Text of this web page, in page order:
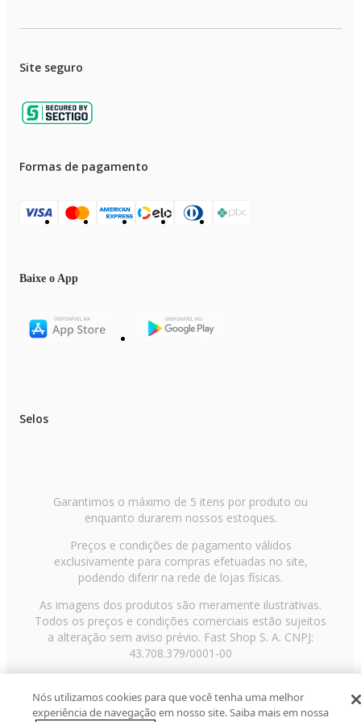
faturamos pedidos para CNPJ por este portal de vendas;
Site seguro
Formas de pagamento
Baixe o App
Selos
Garantimos o máximo de 5 itens por produto ou
enquanto durarem nossos estoques.
Preços e condições de pagamento válidos
exclusivamente para compras efetuadas no site,
podendo diferir na rede de lojas físicas.
As imagens dos produtos são meramente ilustrativas.
Todos os preços e condições comerciais estão sujeitos
a alteração sem aviso prévio. Fast Shop S. A. CNPJ:
43.708.379/0001-00
Paulo/SP, CEP 02029-001, Telefone: 11 3003-3728 ©
2013 Fast Shop - Todos os direitos reservadosRF
Nós utilizamos cookies para que você tenha uma melhor
experiência de navegação em nosso site. Saiba mais em nossa